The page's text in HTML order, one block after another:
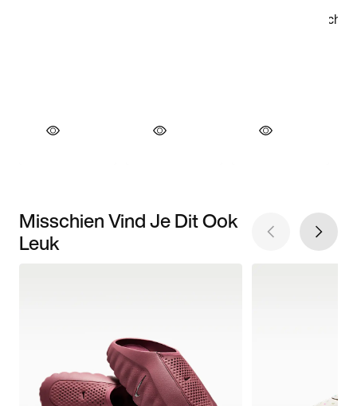
Misschien Vind Je Dit Ook
Leuk